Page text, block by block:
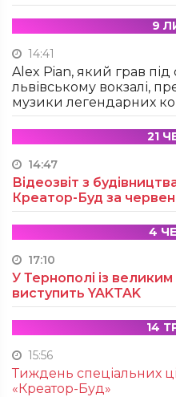
9
14:41
Alex Pian, який грав
львівському вокзалі,
музики легендарних
21
14:47
Відеозвіт з
Креатор-Буд за
4
17:10
У Тернополі із
виступить YAKTAK
14
15:56
Тиждень спеціальних
«Креатор-Буд»